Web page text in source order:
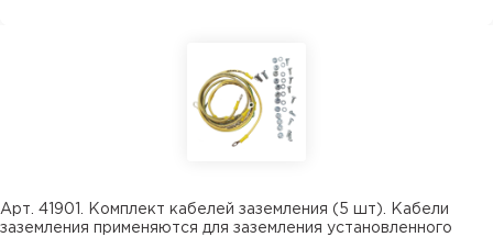
Арт. 41901. Комплект кабелей заземления (5 шт). Кабели
заземления применяются для заземления установленного